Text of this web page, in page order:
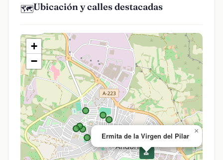
🗺️Ubicación y calles destacadas
⛪
Ermita de la Virgen del Pilar
×
+
−